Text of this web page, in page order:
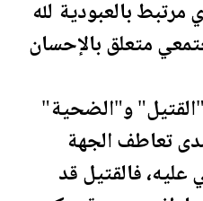
بالعبودية لله
متعلق بالإحسان
و"الضحية"
تعاطف الجهة
عليه، فالقتيل قد